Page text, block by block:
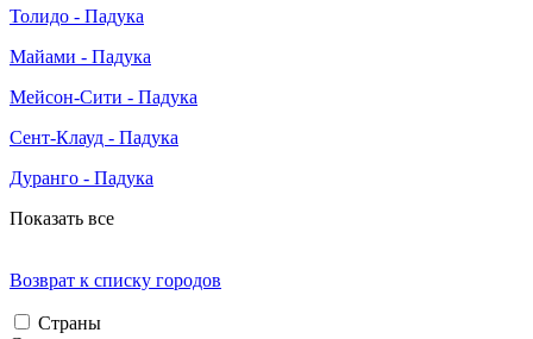
Толидо - Падука
Майами - Падука
Мейсон-Сити - Падука
Сент-Клауд - Падука
Дуранго - Падука
Показать все
Возврат к списку городов
Страны